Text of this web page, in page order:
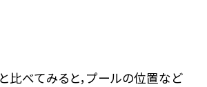
比べてみると，プールの位置など